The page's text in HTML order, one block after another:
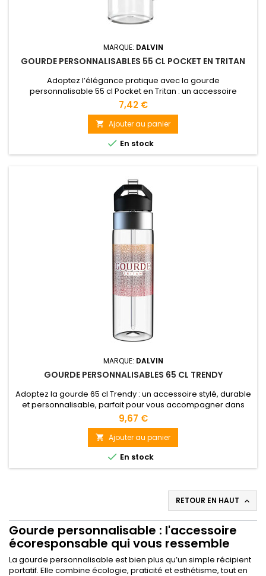
MARQUE: DALVIN
GOURDE PERSONNALISABLES 55 CL POCKET EN TRITAN
Adoptez l’élégance pratique avec la gourde
personnalisable 55 cl Pocket en Tritan : un accessoire
robuste, sain et parfaitement adapté à vos activités
quotidiennes !
7,42 €
 Ajouter au panier
 En stock
MARQUE: DALVIN
GOURDE PERSONNALISABLES 65 CL TRENDY
Adoptez la gourde 65 cl Trendy : un accessoire stylé, durable
et personnalisable, parfait pour vous accompagner dans
toutes vos activités ! La gourde personnalisable 65 cl trendy,
un accessoire éco-responsable et indémodable
9,67 €
 Ajouter au panier
 En stock
RETOUR EN HAUT 
Gourde personnalisable : l'accessoire
écoresponsable qui vous ressemble
La gourde personnalisable est bien plus qu’un simple récipient
portatif. Elle combine écologie, praticité et esthétisme, tout en